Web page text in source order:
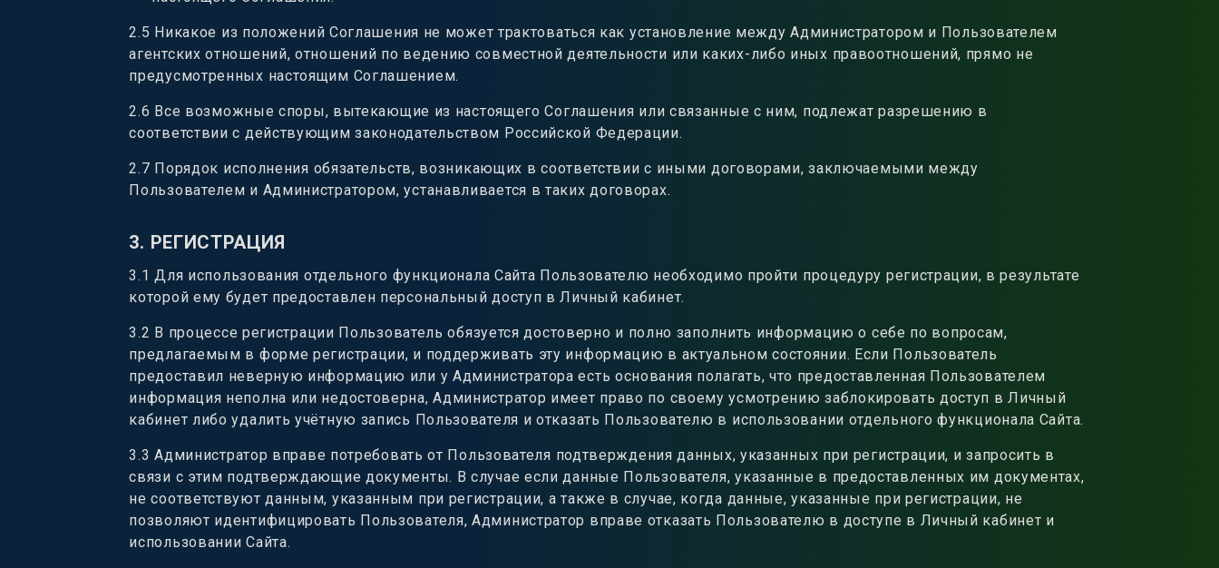
2.5 Никакое из положений Соглашения не может трактоваться как установление между Администратором и Пользователем
агентских отношений, отношений по ведению совместной деятельности или каких-либо иных правоотношений, прямо не
предусмотренных настоящим Соглашением.
2.6 Все возможные споры, вытекающие из настоящего Соглашения или связанные с ним, подлежат разрешению в
соответствии с действующим законодательством Российской Федерации.
2.7 Порядок исполнения обязательств, возникающих в соответствии с иными договорами, заключаемыми между
Пользователем и Администратором, устанавливается в таких договорах.
3. РЕГИСТРАЦИЯ
3.1 Для использования отдельного функционала Сайта Пользователю необходимо пройти процедуру регистрации, в результате
которой ему будет предоставлен персональный доступ в Личный кабинет.
3.2 В процессе регистрации Пользователь обязуется достоверно и полно заполнить информацию о себе по вопросам,
предлагаемым в форме регистрации, и поддерживать эту информацию в актуальном состоянии. Если Пользователь
предоставил неверную информацию или у Администратора есть основания полагать, что предоставленная Пользователем
информация неполна или недостоверна, Администратор имеет право по своему усмотрению заблокировать доступ в Личный
кабинет либо удалить учётную запись Пользователя и отказать Пользователю в использовании отдельного функционала Сайта.
3.3 Администратор вправе потребовать от Пользователя подтверждения данных, указанных при регистрации, и запросить в
связи с этим подтверждающие документы. В случае если данные Пользователя, указанные в предоставленных им документах,
не соответствуют данным, указанным при регистрации, а также в случае, когда данные, указанные при регистрации, не
позволяют идентифицировать Пользователя, Администратор вправе отказать Пользователю в доступе в Личный кабинет и
использовании Сайта.